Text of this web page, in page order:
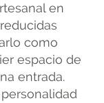
en
como
espacio de
entrada.